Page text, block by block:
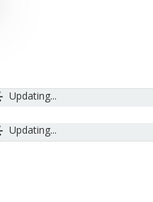
Updating...
Updating...